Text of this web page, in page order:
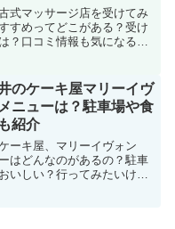
式マッサージ店を受けてみ
すめってどこがある？受け
？口コミ情報も気になる。
事では五井でタイ古式マッ
るのにおすすめのお店の紹
どを紹介したいと思いま
イ古式マッサージを受けて
考にしてみて下さい。
のケーキ屋マリーイヴ
ニューは？駐車場や食
紹介
ーキ屋、マリーイヴォン
はどんなのがあるの？駐車
いしい？行ってみたいけ